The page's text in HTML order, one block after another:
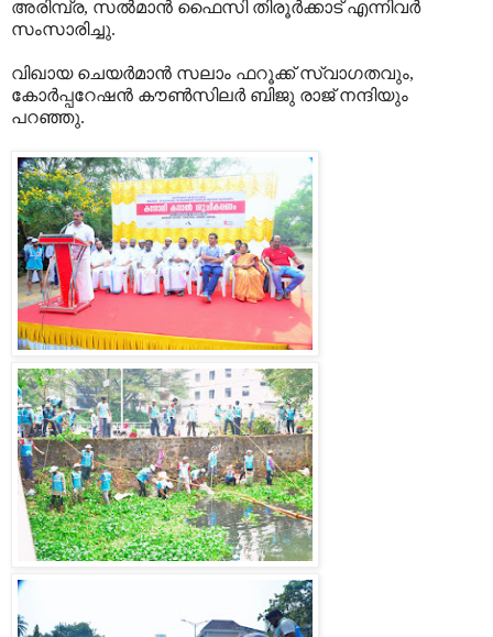
അരിമ്പ്ര, സല്‍മാന്‍ ഫൈസി തിരൂര്‍ക്കാട് എന്നിവര്‍
സംസാരിച്ചു.
വിഖായ ചെയര്‍മാന്‍ സലാം ഫറൂക്ക് സ്വാഗതവും,
കോര്‍പ്പറേഷന്‍ കൗണ്‍സിലര്‍ ബിജു രാജ് നന്ദിയും
പറഞ്ഞു.